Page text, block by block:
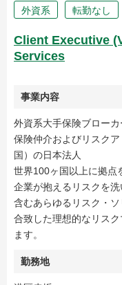
外資系 転勤なし
Client Executive
Services
事業内容
外資系大手保険ブローカ
保険仲介およびリスク
国）の日本法人
世界100ヶ国以上に拠点
企業が抱えるリスクを
含むあらゆるリスク・
合致した理想的なリス
ます。
勤務地